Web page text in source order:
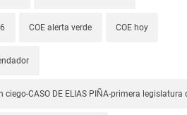
COE alerta verde COE hoy
ciego-CASO DE ELIAS PIÑA-primera legislatura